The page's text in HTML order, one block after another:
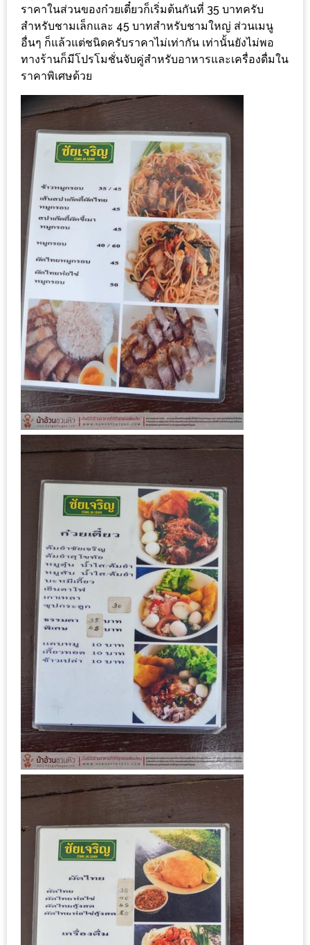
อาหาร
ทาน
เอง?
SHOP
10
รีวิว
อาหาร
ที่
เข้า
มาก
ประจำ
ปี
2557
กิจกรรม
ชิง
รางวัล
ENEWS
น้า
อ้วน
ชวน
หิว
ข้าว
อะไร
เอ่ย
อร่อย
แฟร์
เรื่อง
บ้าน
ต้อง
มา
พบ
สินค้า
เรื่อง
บ้าน
ราคาในส่วนของก๋วยเตี๋ยวก็เริ่มต้นกันที่ 35 บาทครับ
สำหรับชามเล็กและ 45 บาทสำหรับชามใหญ่ ส่วนเมนู
อื่นๆ ก็แล้วแต่ชนิดครับราคาไม่เท่ากัน เท่านั้นยังไม่พอ
ทางร้านก็มีโปรโมชั่นจับคู่สำหรับอาหารและเครื่องดื่มใน
ราคาพิเศษด้วย